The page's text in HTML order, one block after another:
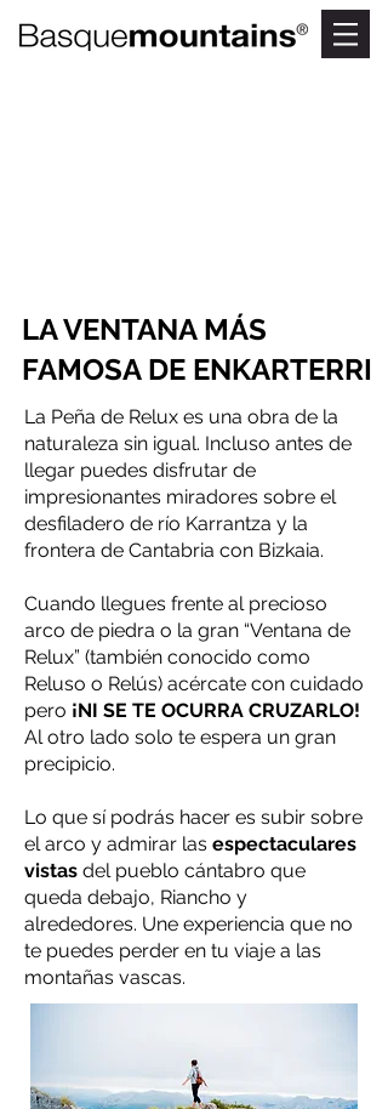
LA VENTANA MÁS
FAMOSA DE ENKARTERRI
La Peña de Relux es una obra de la
naturaleza sin igual. Incluso antes de
llegar puedes disfrutar de
impresionantes miradores sobre el
desfiladero de río Karrantza y la
frontera de Cantabria con Bizkaia.
Cuando llegues frente al precioso
arco de piedra o la gran “Ventana de
Relux” (también conocido como
Reluso o Relús) acércate con cuidado
pero ¡NI SE TE OCURRA CRUZARLO!
Al otro lado solo te espera un gran
precipicio.
Lo que sí podrás hacer es subir sobre
el arco y admirar las espectaculares
vistas del pueblo cántabro que
queda debajo, Riancho y
alrededores. Une experiencia que no
te puedes perder en tu viaje a las
montañas vascas.